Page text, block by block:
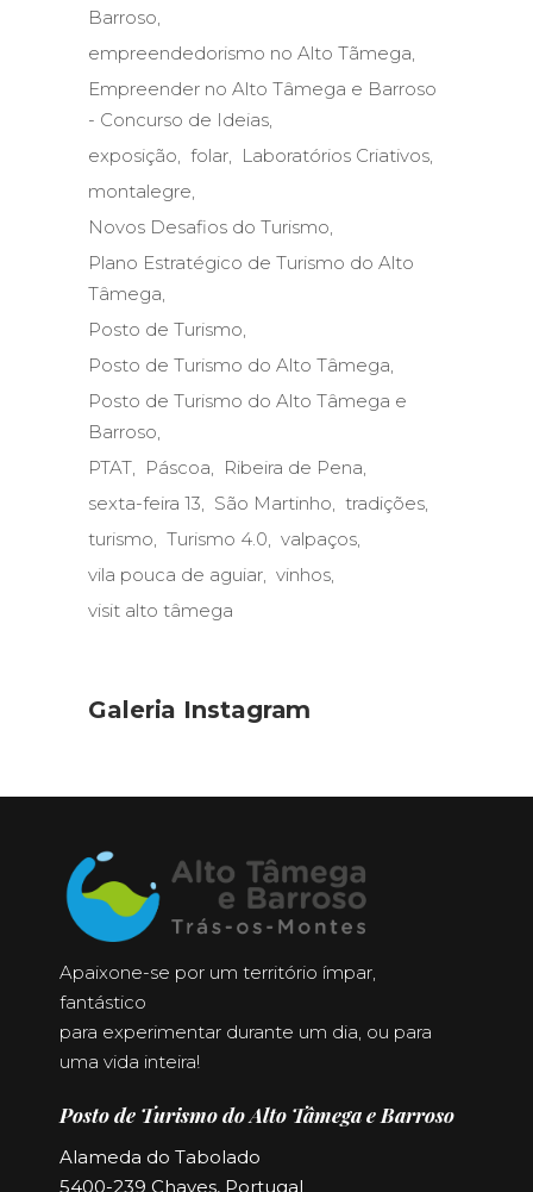
Barroso
empreendedorismo no Alto Tãmega
Empreender no Alto Tâmega e Barroso
- Concurso de Ideias
exposição
folar
Laboratórios Criativos
montalegre
Novos Desafios do Turismo
Plano Estratégico de Turismo do Alto
Tâmega
Posto de Turismo
Posto de Turismo do Alto Tâmega
Posto de Turismo do Alto Tâmega e
Barroso
PTAT
Páscoa
Ribeira de Pena
sexta-feira 13
São Martinho
tradições
turismo
Turismo 4.0
valpaços
vila pouca de aguiar vinhos
visit alto tâmega
Galeria Instagram
Apaixone-se por um território ímpar,
fantástico
para experimentar durante um dia, ou para
uma vida inteira!
Posto de Turismo do Alto Tâmega e Barroso
Alameda do Tabolado
5400-239 Chaves, Portugal